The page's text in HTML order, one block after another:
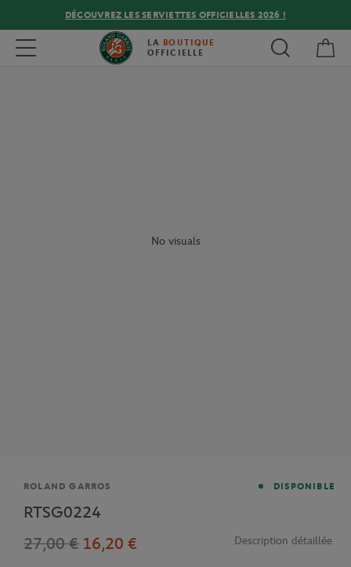
DÉCOUVREZ LES SERVIETTES OFFICIELLES 2026 !
Toggle navigation LA BOUTIQUE
OFFICIELLE
No visuals
Marque
ROLAND GARROS DISPONIBLE
RTSG0224
27,00 € 16,20 € Description détaillée